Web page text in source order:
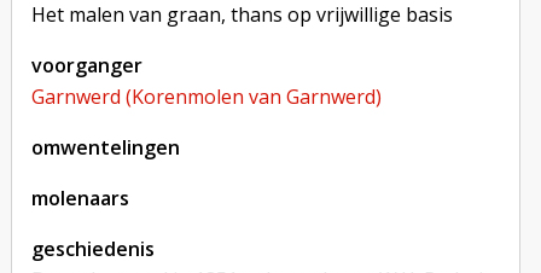
Het malen van graan, thans op vrijwillige basis
voorganger
Garnwerd (Korenmolen van Garnwerd)
omwentelingen
molenaars
geschiedenis